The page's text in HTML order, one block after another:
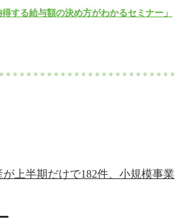
する給与額の決め方がわかるセミナー」
が上半期だけで182件、小規模事業